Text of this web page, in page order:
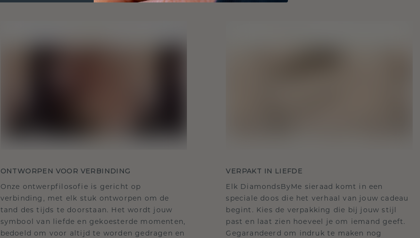
ONTWORPEN VOOR VERBINDING
Onze ontwerpfilosofie is gericht op
verbinding, met elk stuk ontworpen om de
tand des tijds te doorstaan. Het wordt jouw
symbool van liefde en gekoesterde momenten,
bedoeld om voor altijd te worden gedragen en
VERPAKT IN LIEFDE
Elk DiamondsByMe sieraad komt in een
speciale doos die het verhaal van jouw cadeau
begint. Kies de verpakking die bij jouw stijl
past en laat zien hoeveel je om iemand geeft.
Gegarandeerd om indruk te maken nog